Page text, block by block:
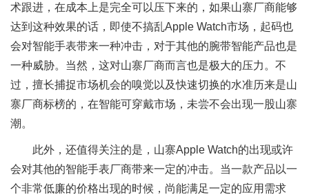
术跟进，在成本上是完全可以压下来的，如果山寨厂商能够
达到这种效果的话，即使不搞乱Apple Watch市场，起码也
会对智能手表带来一种冲击，对于其他的腕带智能产品也是
一种威胁。当然，这对山寨厂商而言也是极大的压力。不
过，擅长捕捉市场机会的嗅觉以及快速切换的水准历来是山
寨厂商标榜的，在智能可穿戴市场，未尝不会出现一股山寨
潮。
此外，还值得关注的是，山寨Apple Watch的出现或许
会对其他的智能手表厂商带来一定的冲击。当一款产品以一
个非常低廉的价格出现的时候，尚能满足一定的应用需求